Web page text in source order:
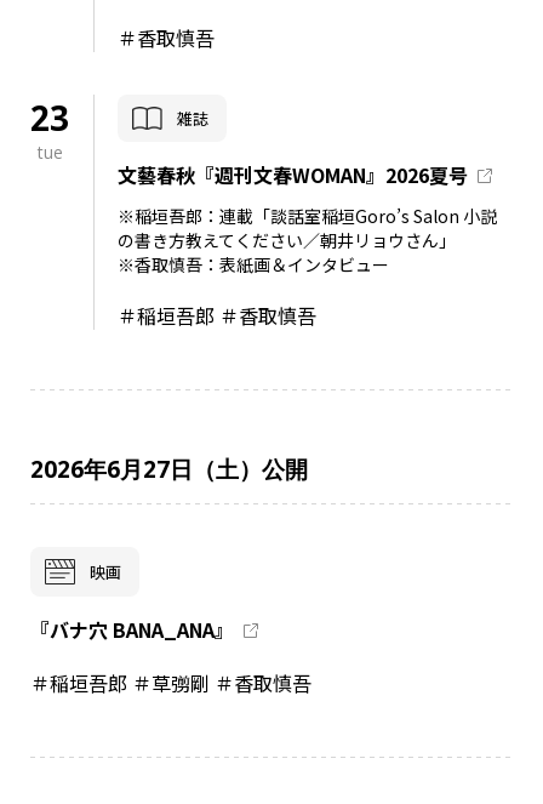
＃香取慎吾
23
tue
雑誌
文藝春秋『週刊文春WOMAN』2026夏号
※稲垣吾郎：連載「談話室稲垣Goro’s Salon 小説
の書き方教えてください／朝井リョウさん」
※香取慎吾：表紙画＆インタビュー
＃稲垣吾郎 ＃香取慎吾
2026年6月27日（土）公開
映画
『バナ穴 BANA_ANA』
＃稲垣吾郎 ＃草彅剛 ＃香取慎吾